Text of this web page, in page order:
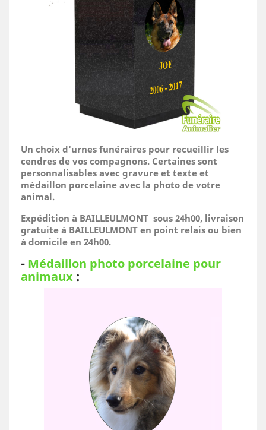
Un choix d'urnes funéraires pour recueillir les
cendres de vos compagnons. Certaines sont
personnalisables avec gravure et texte et
médaillon porcelaine avec la photo de votre
animal.
Expédition à BAILLEULMONT sous 24h00, livraison
gratuite à BAILLEULMONT en point relais ou bien
à domicile en 24h00.
- Médaillon photo porcelaine pour
animaux :